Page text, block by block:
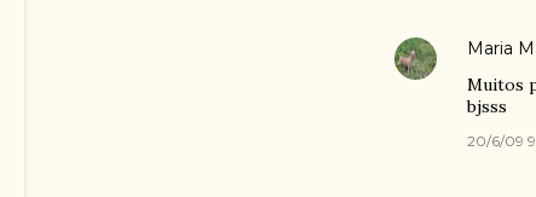
Maria
Muitos
bjsss
20/6/09